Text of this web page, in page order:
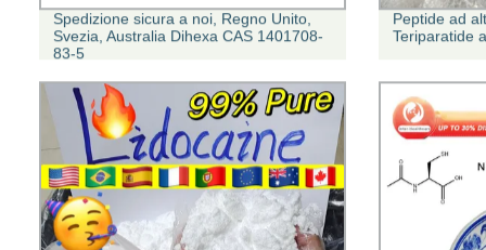
Spedizione sicura a noi, Regno Unito,
Svezia, Australia Dihexa CAS 1401708-
83-5
Peptide ad
Teriparatide